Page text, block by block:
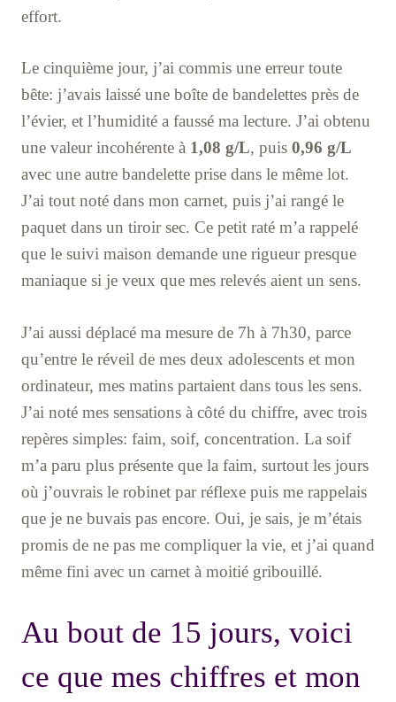
effort.
Le cinquième jour, j’ai commis une erreur toute
bête: j’avais laissé une boîte de bandelettes près de
l’évier, et l’humidité a faussé ma lecture. J’ai obtenu
une valeur incohérente à 1,08 g/L, puis 0,96 g/L
avec une autre bandelette prise dans le même lot.
J’ai tout noté dans mon carnet, puis j’ai rangé le
paquet dans un tiroir sec. Ce petit raté m’a rappelé
que le suivi maison demande une rigueur presque
maniaque si je veux que mes relevés aient un sens.
J’ai aussi déplacé ma mesure de 7h à 7h30, parce
qu’entre le réveil de mes deux adolescents et mon
ordinateur, mes matins partaient dans tous les sens.
J’ai noté mes sensations à côté du chiffre, avec trois
repères simples: faim, soif, concentration. La soif
m’a paru plus présente que la faim, surtout les jours
où j’ouvrais le robinet par réflexe puis me rappelais
que je ne buvais pas encore. Oui, je sais, je m’étais
promis de ne pas me compliquer la vie, et j’ai quand
même fini avec un carnet à moitié gribouillé.
Au bout de 15 jours, voici
ce que mes chiffres et mon